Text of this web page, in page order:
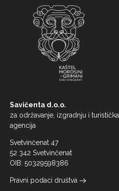
Savičenta d.o.o.
za održavanje, izgradnju i turistička
agencija
Svetvinčenat 47
52 342 Svetvinčenat
OIB: 50329598386
Pravni podaci društva